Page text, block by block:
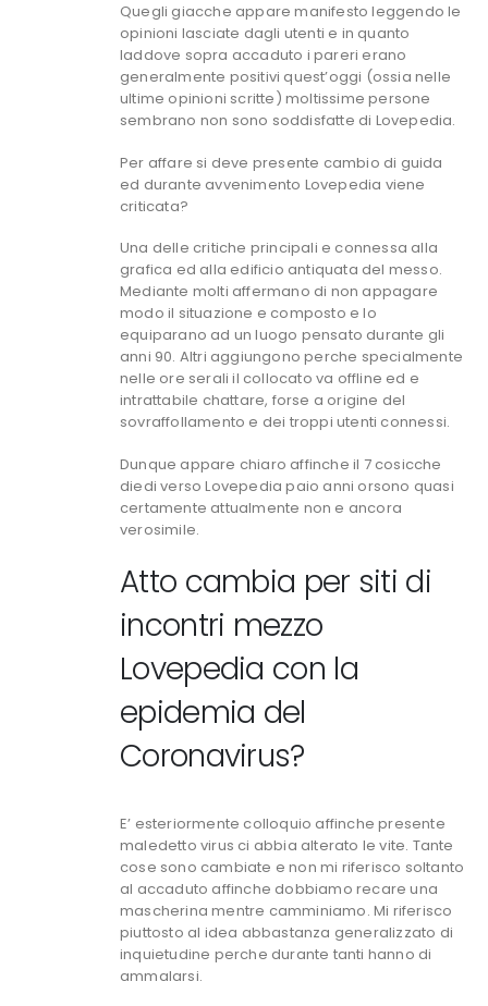
Quegli giacche appare manifesto leggendo le
opinioni lasciate dagli utenti e in quanto
laddove sopra accaduto i pareri erano
generalmente positivi quest’oggi (ossia nelle
ultime opinioni scritte) moltissime persone
sembrano non sono soddisfatte di Lovepedia.
Per affare si deve presente cambio di guida
ed durante avvenimento Lovepedia viene
criticata?
Una delle critiche principali e connessa alla
grafica ed alla edificio antiquata del messo.
Mediante molti affermano di non appagare
modo il situazione e composto e lo
equiparano ad un luogo pensato durante gli
anni 90. Altri aggiungono perche specialmente
nelle ore serali il collocato va offline ed e
intrattabile chattare, forse a origine del
sovraffollamento e dei troppi utenti connessi.
Dunque appare chiaro affinche il 7 cosicche
diedi verso Lovepedia paio anni orsono quasi
certamente attualmente non e ancora
verosimile.
Atto cambia per siti di
incontri mezzo
Lovepedia con la
epidemia del
Coronavirus?
E’ esteriormente colloquio affinche presente
maledetto virus ci abbia alterato le vite. Tante
cose sono cambiate e non mi riferisco soltanto
al accaduto affinche dobbiamo recare una
mascherina mentre camminiamo. Mi riferisco
piuttosto al idea abbastanza generalizzato di
inquietudine perche durante tanti hanno di
ammalarsi.